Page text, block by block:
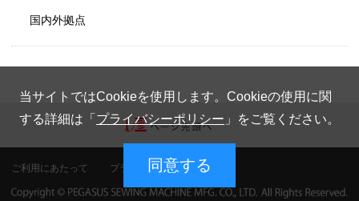
国内外拠点
ご利用にあたって プライバシーポリシー
当サイトではCookieを使用します。Cookieの使用に関
する詳細は「 プライバシーポリシー 」をご覧ください。
同意する